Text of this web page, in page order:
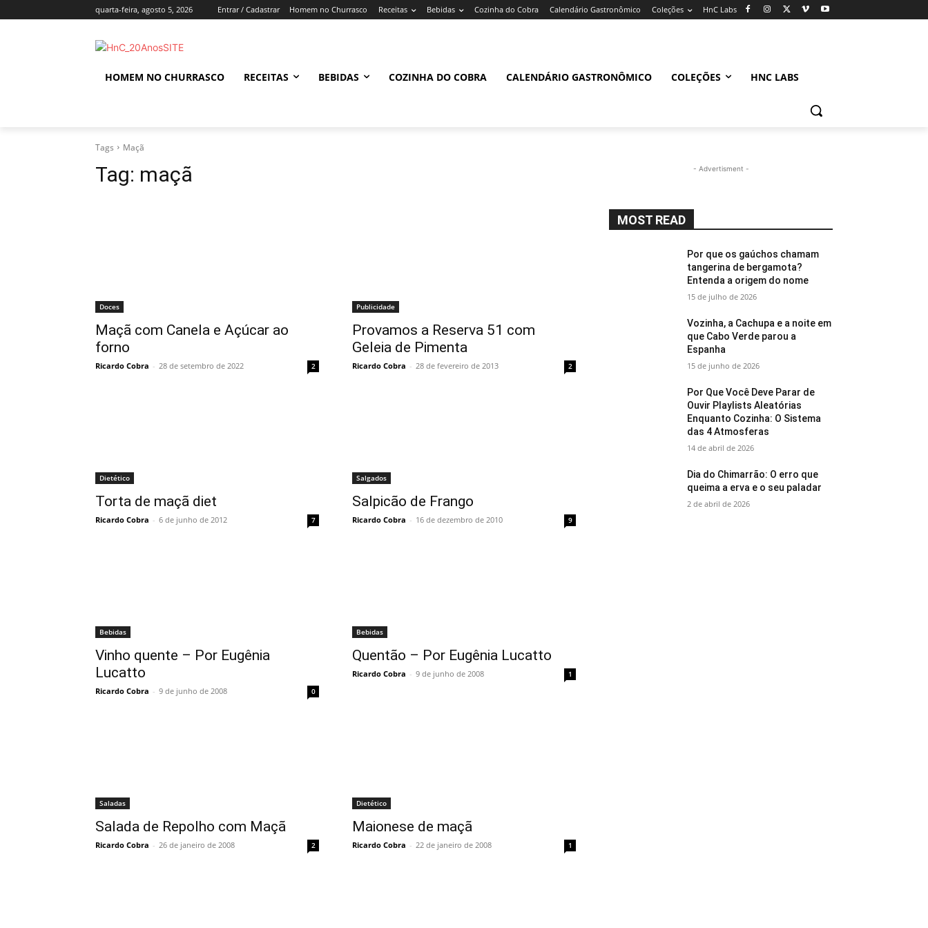
quarta-feira, agosto 5, 2026 Entrar / Cadastrar Homem no Churrasco Receitas Bebidas Cozinha do Cobra Calendário Gastronômico Coleções HnC Labs
HOMEM NO CHURRASCO RECEITAS BEBIDAS COZINHA DO COBRA CALENDÁRIO GASTRONÔMICO COLEÇÕES HNC LABS
Tags Maçã
Tag: maçã
Doces
Maçã com Canela e Açúcar ao
forno
Ricardo Cobra - 28 de setembro de 2022 2
Publicidade
Provamos a Reserva 51 com
Geleia de Pimenta
Ricardo Cobra - 28 de fevereiro de 2013 2
Dietético
Torta de maçã diet
Ricardo Cobra - 6 de junho de 2012 7
Salgados
Salpicão de Frango
Ricardo Cobra - 16 de dezembro de 2010 9
Bebidas
Vinho quente – Por Eugênia
Lucatto
Ricardo Cobra - 9 de junho de 2008 0
Bebidas
Quentão – Por Eugênia Lucatto
Ricardo Cobra - 9 de junho de 2008 1
Saladas
Salada de Repolho com Maçã
Ricardo Cobra - 26 de janeiro de 2008 2
Dietético
Maionese de maçã
Ricardo Cobra - 22 de janeiro de 2008 1
- Advertisment -
MOST READ
Por que os gaúchos chamam
tangerina de bergamota?
Entenda a origem do nome
15 de julho de 2026
Vozinha, a Cachupa e a noite em
que Cabo Verde parou a
Espanha
15 de junho de 2026
Por Que Você Deve Parar de
Ouvir Playlists Aleatórias
Enquanto Cozinha: O Sistema
das 4 Atmosferas
14 de abril de 2026
Dia do Chimarrão: O erro que
queima a erva e o seu paladar
2 de abril de 2026